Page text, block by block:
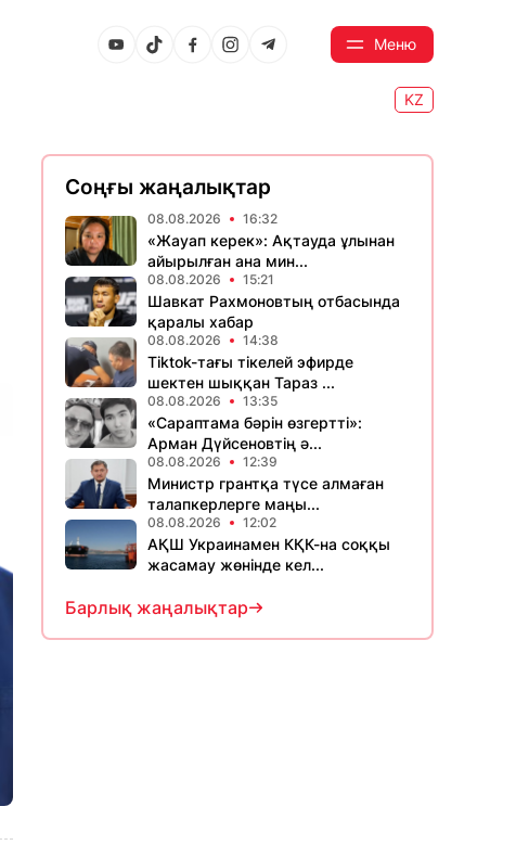
Меню
KZ
Соңғы жаңалықтар
08.08.2026 16:32
«Жауап керек»: Ақтауда ұлынан
айырылған ана мин...
08.08.2026 15:21
Шавкат Рахмоновтың отбасында
қаралы хабар
08.08.2026 14:38
Tiktok-тағы тікелей эфирде
шектен шыққан Тараз ...
08.08.2026 13:35
«Сараптама бәрін өзгертті»:
Арман Дүйсеновтің ә...
08.08.2026 12:39
Министр грантқа түсе алмаған
талапкерлерге маңы...
08.08.2026 12:02
АҚШ Украинамен КҚК-на соққы
жасамау жөнінде кел...
Барлық жаңалықтар